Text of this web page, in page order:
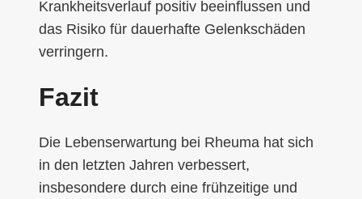
Krankheitsverlauf positiv beeinflussen und
das Risiko für dauerhafte Gelenkschäden
verringern.
Fazit
Die Lebenserwartung bei Rheuma hat sich
in den letzten Jahren verbessert,
insbesondere durch eine frühzeitige und